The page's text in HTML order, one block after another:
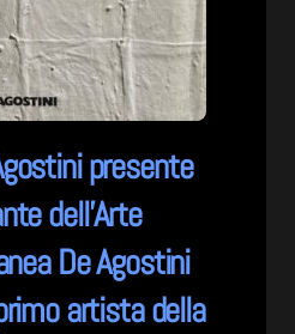
presente
dell’Arte
De Agostini
artista della